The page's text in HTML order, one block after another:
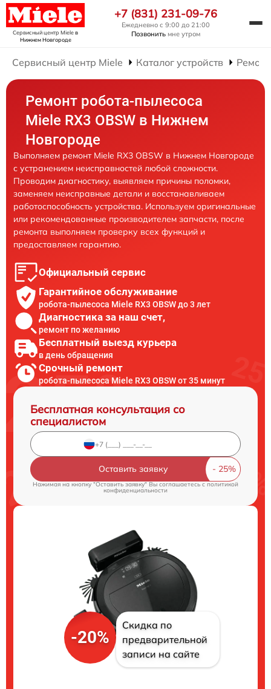
Сервисный центр Mieleв
Нижнем Новгороде
+7 (831) 231-09-76
Ежедневно с 9:00 до 21:00
Позвонить мне утром
Сервисный центр Miele Каталог устройств
Ремонт робота-пылесоса
Miele RX3 OBSW в Нижнем
Новгороде
Выполняем ремонт Miele RX3 OBSW в Нижнем Новгороде
с устранением неисправностей любой сложности.
Проводим диагностику, выявляем причины поломки,
заменяем неисправные детали и восстанавливаем
работоспособность устройства. Используем оригинальные
или рекомендованные производителем запчасти, после
ремонта выполняем проверку всех функций и
предоставляем гарантию.
Официальный сервис
Гарантийное обслуживание
робота-пылесоса Miele RX3 OBSW до 3 лет
Диагностика за наш счет,
ремонт по желанию
Бесплатный выезд курьера
в день обращения
Срочный ремонт
робота-пылесоса Miele RX3 OBSW от 35 минут
Бесплатная консультация со
специалистом
Оставить заявку
Нажимая на кнопку "Оставить заявку" Вы соглашаетесь cполитикой
конфиденциальности
-20%
Скидка по
предварительной
записи на сайте